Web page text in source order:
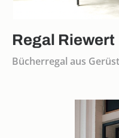
Regal Riewert
Bücherregal aus